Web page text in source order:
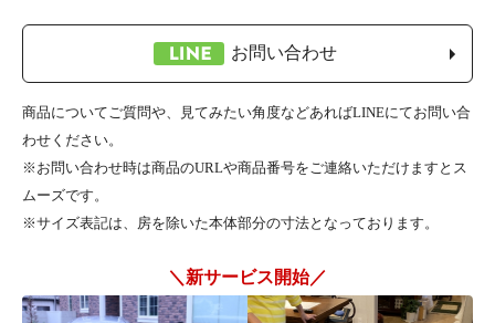
お問い合わせ
商品についてご質問や、見てみたい角度などあればLINEにてお問い合
わせください。
※お問い合わせ時は商品のURLや商品番号をご連絡いただけますとス
ムーズです。
※サイズ表記は、房を除いた本体部分の寸法となっております。
＼新サービス開始／